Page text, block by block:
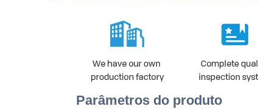
Parâmetros do produto